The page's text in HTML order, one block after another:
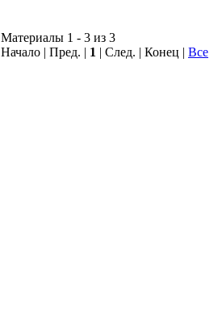
Материалы 1 - 3 из 3
Начало | Пред. | 1 | След. | Конец | Все